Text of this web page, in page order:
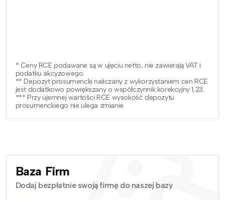
* Ceny RCE podawane są w ujęciu netto, nie zawierają VAT i
podatku akcyzowego.
** Depozyt prosumencki naliczany z wykorzystaniem cen RCE
jest dodatkowo powiększany o współczynnik korekcyjny 1,23.
*** Przy ujemnej wartości RCE wysokość depozytu
prosumenckiego nie ulega zmianie.
Baza Firm
Dodaj bezpłatnie swoją firmę do naszej bazy